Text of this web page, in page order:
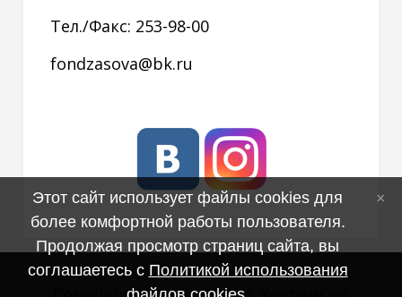
Тел./Факс: 253-98-00
fondzasova@bk.ru
Этот сайт использует файлы cookies для
более комфортной работы пользователя.
Продолжая просмотр страниц сайта, вы
соглашаетесь с Политикой использования